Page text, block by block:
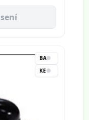
BA
KE